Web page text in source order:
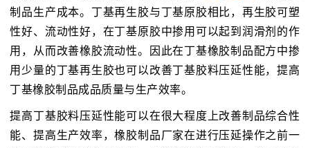
制品生产成本。丁基再生胶与丁基原胶相比，再生胶可塑
性好、流动性好，在丁基原胶中掺用可以起到润滑剂的作
用，从而改善橡胶流动性。因此在丁基橡胶制品配方中掺
用少量的丁基再生胶也可以改善丁基胶料压延性能，提高
丁基橡胶制品成品质量与生产效率。
提高丁基胶料压延性能可以在很大程度上改善制品综合性
能、提高生产效率，橡胶制品厂家在进行压延操作之前一